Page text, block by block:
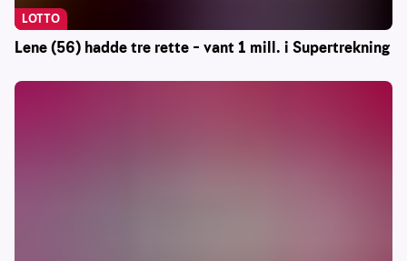
Lene (56) hadde tre rette – vant 1 mill. i Supertrekning
LOTTO